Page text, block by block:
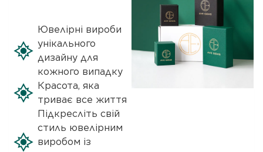
Ювелірні вироби
унікального
дизайну для
кожного випадку
Красота, яка
триває все життя
Підкресліть свій
стиль ювелірним
виробом із